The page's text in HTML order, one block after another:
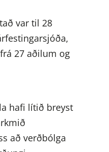
var til 28
27 aðilum og
hafi lítið breyst
að verðbólga